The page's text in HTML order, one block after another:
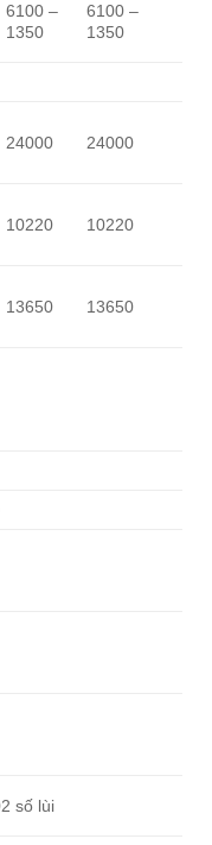
6100 –
1350
6100 –
1350
24000 24000
10220 10220
13650 13650
số lùi